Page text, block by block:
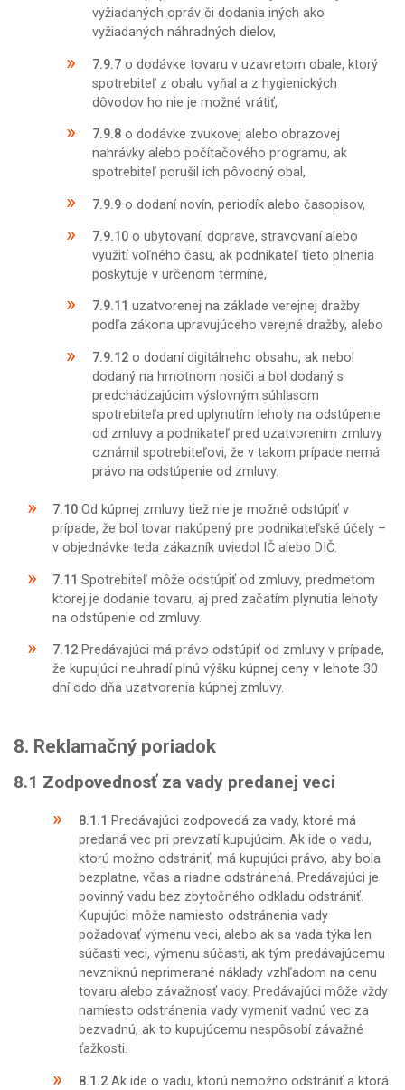
vyžiadaných opráv či dodania iných ako
vyžiadaných náhradných dielov,
7.9.7o dodávke tovaru v uzavretom obale, ktorý
spotrebiteľ z obalu vyňal a z hygienických
dôvodov ho nie je možné vrátiť,
7.9.8o dodávke zvukovej alebo obrazovej
nahrávky alebo počítačového programu, ak
spotrebiteľ porušil ich pôvodný obal,
7.9.9o dodaní novín, periodík alebo časopisov,
7.9.10o ubytovaní, doprave, stravovaní alebo
využití voľného času, ak podnikateľ tieto plnenia
poskytuje v určenom termíne,
7.9.11 uzatvorenej na základe verejnej dražby
podľa zákona upravujúceho verejné dražby, alebo
7.9.12o dodaní digitálneho obsahu, ak nebol
dodaný na hmotnom nosiči a bol dodaný s
predchádzajúcim výslovným súhlasom
spotrebiteľa pred uplynutím lehoty na odstúpenie
od zmluvy a podnikateľ pred uzatvorením zmluvy
oznámil spotrebiteľovi, že v takom prípade nemá
právo na odstúpenie od zmluvy.
7.10 Od kúpnej zmluvy tiež nie je možné odstúpiť v
prípade, že bol tovar nakúpený pre podnikateľské účely –
v objednávke teda zákazník uviedol IČ alebo DIČ.
7.11 Spotrebiteľ môže odstúpiť od zmluvy, predmetom
ktorej je dodanie tovaru, aj pred začatím plynutia lehoty
na odstúpenie od zmluvy.
7.12 Predávajúci má právo odstúpiť od zmluvy v prípade,
že kupujúci neuhradí plnú výšku kúpnej ceny v lehote 30
dní odo dňa uzatvorenia kúpnej zmluvy.
8. Reklamačný poriadok
8.1 Zodpovednosť za vady predanej veci
8.1.1 Predávajúci zodpovedá za vady, ktoré má
predaná vec pri prevzatí kupujúcim. Ak ide o vadu,
ktorú možno odstrániť, má kupujúci právo, aby bola
bezplatne, včas a riadne odstránená. Predávajúci je
povinný vadu bez zbytočného odkladu odstrániť.
Kupujúci môže namiesto odstránenia vady
požadovať výmenu veci, alebo ak sa vada týka len
súčasti veci, výmenu súčasti, ak tým predávajúcemu
nevzniknú neprimerané náklady vzhľadom na cenu
tovaru alebo závažnosť vady. Predávajúci môže vždy
namiesto odstránenia vady vymeniť vadnú vec za
bezvadnú, ak to kupujúcemu nespôsobí závažné
ťažkosti.
8.1.2 Ak ide o vadu, ktorú nemožno odstrániť a ktorá